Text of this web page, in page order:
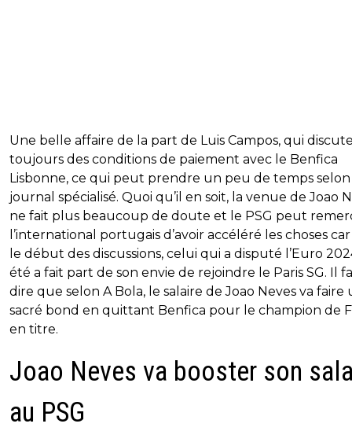
Une belle affaire de la part de Luis Campos, qui
toujours des conditions de paiement avec le Benfica
Lisbonne, ce qui peut prendre un peu de temps
journal spécialisé. Quoi qu’il en soit, la venue de Joao
ne fait plus beaucoup de doute et le PSG peut
l’international portugais d’avoir accéléré les choses
le début des discussions, celui qui a disputé l’Euro
été a fait part de son envie de rejoindre le Paris SG. Il
dire que selon A Bola, le salaire de Joao Neves va faire
sacré bond en quittant Benfica pour le champion de
en titre.
Joao Neves va booster son
au PSG